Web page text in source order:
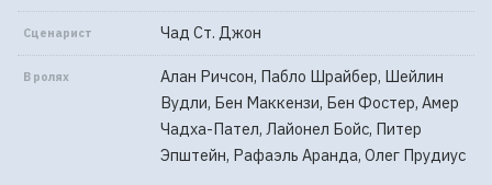
Сценарист Чад Ст. Джон
В ролях
Алан Ричсон, Пабло Шрайбер, Шейлин
Вудли, Бен Маккензи, Бен Фостер, Амер
Чадха-Пател, Лайонел Бойс, Питер
Эпштейн, Рафаэль Аранда, Олег Прудиус